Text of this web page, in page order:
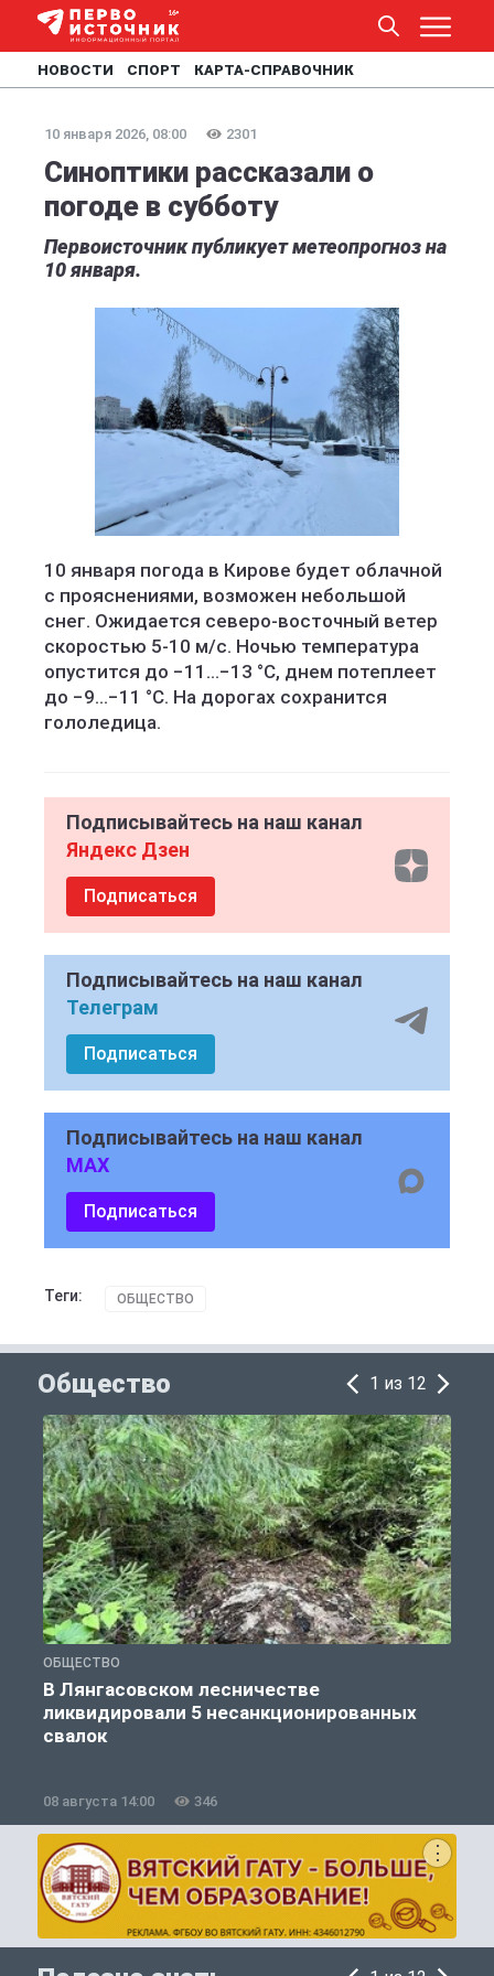
НОВОСТИ СПОРТ КАРТА-СПРАВОЧНИК
10 января 2026, 08:00 2301
Синоптики рассказали о
погоде в субботу
Первоисточник публикует метеопрогноз на
10 января.
10 января погода в Кирове будет облачной
с прояснениями, возможен небольшой
снег. Ожидается северо-восточный ветер
скоростью 5-10 м/с. Ночью температура
опустится до −11…−13 °C, днем потеплеет
до −9…−11 °C. На дорогах сохранится
гололедица.
Подписывайтесь на наш канал
Яндекс Дзен
Подписаться
Подписывайтесь на наш канал
Телеграм
Подписаться
Подписывайтесь на наш канал
MAX
Подписаться
Теги: ОБЩЕСТВО
Общество 1 из 12
ОБЩЕСТВО
В Лянгасовском лесничестве
ликвидировали 5 несанкционированных
свалок
08 августа 14:00 346